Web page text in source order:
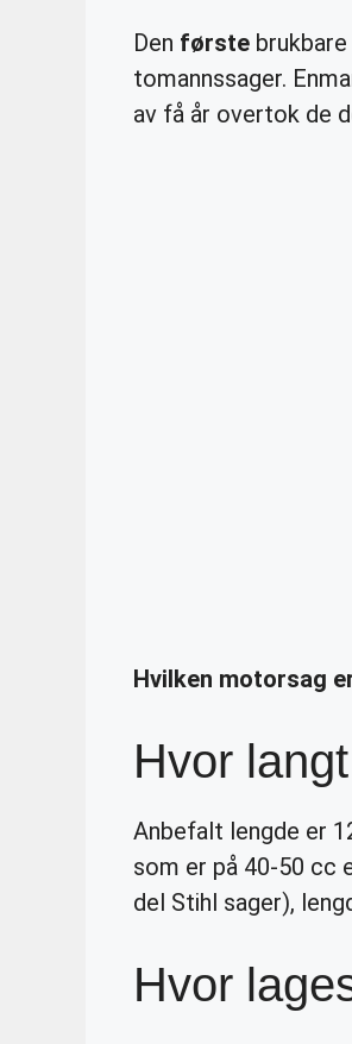
Den første brukbare
tomannssager.
av få år overtok de
Hvilken motorsag
Hvor
Anbefalt lengde er
som er på 40-50 cc
del Stihl sager),
Hvor